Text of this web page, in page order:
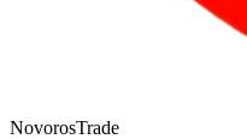
NovorosTrade